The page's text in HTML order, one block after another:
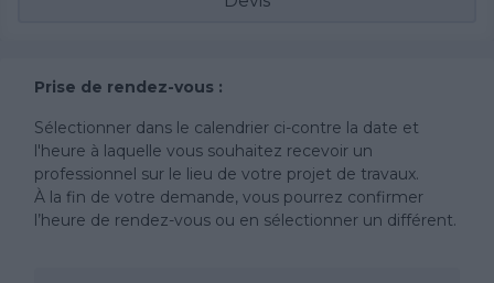
Prise de rendez-vous :
Sélectionner dans le calendrier ci-contre la date et
l'heure à laquelle vous souhaitez recevoir un
professionnel sur le lieu de votre projet de travaux.
À la fin de votre demande, vous pourrez confirmer
l’heure de rendez-vous ou en sélectionner un différent.